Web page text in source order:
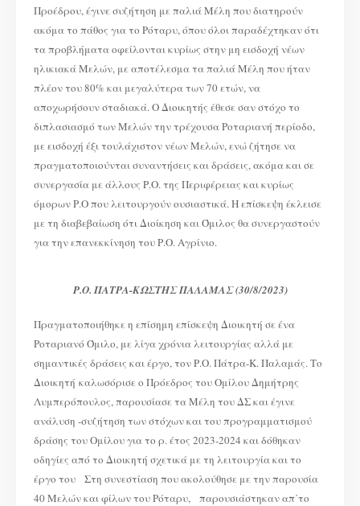
Προέδρου, έγινε συζήτηση με παλιά Μέλη που διατηρούν
ακόμα το πάθος για το Ρόταρυ, όπου όλοι παραδέχτηκαν ότι
τα προβλήματα οφείλονται κυρίως στην μη εισδοχή νέων
ηλικιακά Μελών, με αποτέλεσμα τα παλιά Μέλη που ήταν
πλέον του 80% και μεγαλύτερα των 70 ετών, να
αποχωρήσουν σταδιακά. Ο Διοικητής έθεσε σαν στόχο το
διπλασιασμό των Μελών την τρέχουσα Ροταριανή περίοδο,
με εισδοχή έξι τουλάχιστον νέων Μελών, ενώ ζήτησε να
πραγματοποιούνται συναντήσεις και δράσεις, ακόμα και σε
συνεργασία με άλλους Ρ.Ο. της Περιφέρειας και κυρίως
όμορων Ρ.Ο που λειτουργούν ουσιαστικά. Η επίσκεψη έκλεισε
με τη διαβεβαίωση ότι Διοίκηση και Όμιλος θα συνεργαστούν
για την επανεκκίνηση του Ρ.Ο. Αγρίνιο.
Ρ.Ο. ΠΑΤΡΑ-ΚΩΣΤΗΣ ΠΑΛΑΜΑΣ (30/8/2023)
Πραγματοποιήθηκε η επίσημη επίσκεψη Διοικητή σε ένα
Ροταριανό Όμιλο, με λίγα χρόνια λειτουργίας αλλά με
σημαντικές δράσεις και έργο, τον Ρ.Ο. Πάτρα-Κ. Παλαμάς. Το
Διοικητή καλωσόρισε ο Πρόεδρος του Ομίλου Δημήτρης
Λυμπερόπουλος, παρουσίασε τα Μέλη του ΔΣ και έγινε
ανάλυση -συζήτηση των στόχων και του προγραμματισμού
δράσης του Ομίλου για το ρ. έτος 2023-2024 και δόθηκαν
οδηγίες από το Διοικητή σχετικά με τη λειτουργία και το
έργο του Στη συνεστίαση που ακολούθησε με την παρουσία
40 Μελών και φίλων του Ρόταρυ, παρουσιάστηκαν απ΄το